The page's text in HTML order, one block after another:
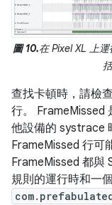
圖 10.在 Pixel XL 上
查找卡頓時，請檢
行。 FrameMissed
他設備的 systrace
FrameMissed 行可
FrameMissed 都與
規則的運行時和一